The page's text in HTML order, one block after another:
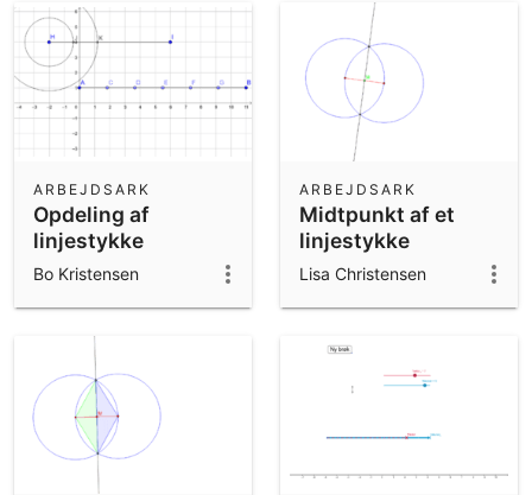
App Downloads
Get started with the GeoGebra Apps
Opdeling af
linjestykke
ARBEJDSARK
Bo Kristensen
Midtpunkt af et
linjestykke
ARBEJDSARK
Lisa Christensen